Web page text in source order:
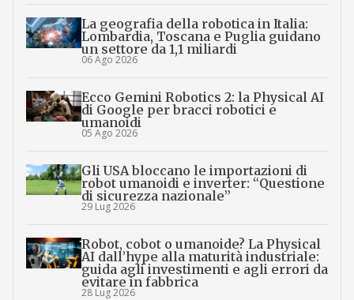
La geografia della robotica in Italia:
Lombardia, Toscana e Puglia guidano
un settore da 1,1 miliardi
06 Ago 2026
Ecco Gemini Robotics 2: la Physical AI
di Google per bracci robotici e
umanoidi
05 Ago 2026
Gli USA bloccano le importazioni di
robot umanoidi e inverter: “Questione
di sicurezza nazionale”
29 Lug 2026
Robot, cobot o umanoide? La Physical
AI dall’hype alla maturità industriale:
guida agli investimenti e agli errori da
evitare in fabbrica
28 Lug 2026